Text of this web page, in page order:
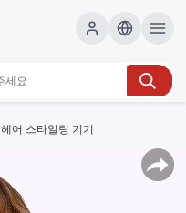
헤어 스타일링 기기